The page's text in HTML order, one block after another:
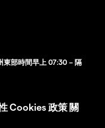
東部時間早上 07:30 – 隔
Cookies 政策 關